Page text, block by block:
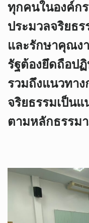
ทุกคนในองค์ก
ประมวลจริยธ
และรักษาคุณง
รัฐต้องยึดถือป
รวมถึงแนวทา
จริยธรรมเป็น
ตามหลักธรรม